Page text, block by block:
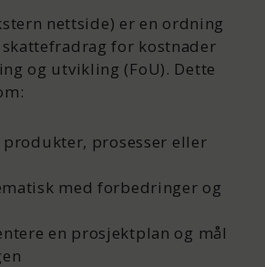
nettside) er en ordning
for kostnader
og utvikling (FoU). Dette
produkter, prosesser eller
med forbedringer og
en prosjektplan og mål